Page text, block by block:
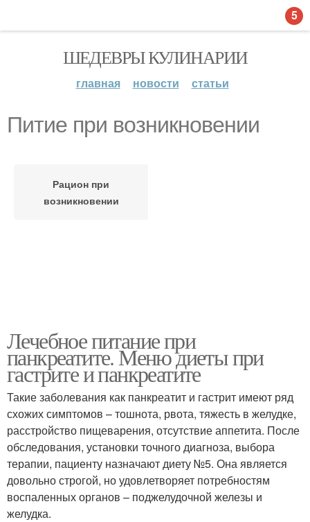
ШЕДЕВРЫ КУЛИНАРИИ
главная новости статьи
Питие при возникновении
Рацион при
возникновении
Лечебное питание при
панкреатите. Меню диеты при
гастрите и панкреатите
Такие заболевания как панкреатит и гастрит имеют ряд
схожих симптомов – тошнота, рвота, тяжесть в желудке,
расстройство пищеварения, отсутствие аппетита. После
обследования, установки точного диагноза, выбора
терапии, пациенту назначают диету №5. Она является
довольно строгой, но удовлетворяет потребностям
воспаленных органов – поджелудочной железы и
желудка.
5